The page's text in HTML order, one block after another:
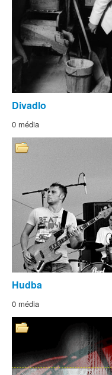
Divadlo
0 média
Hudba
0 média